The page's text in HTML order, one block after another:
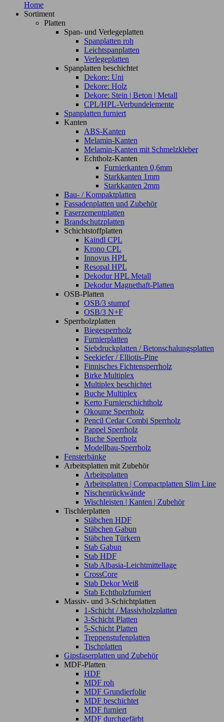
Home
Sortiment
Platten
Span- und Verlegeplatten
Spanplatten roh
Leichtspanplatten
Verlegeplatten
Spanplatten beschichtet
Dekore: Uni
Dekore: Holz
Dekore: Stein | Beton | Metall
CPL/HPL-Verbundelemente
Spanplatten furniert
Kanten
ABS-Kanten
Melamin-Kanten
Melamin-Kanten mit Schmelzkleber
Echtholz-Kanten
Furnierkanten 0,6mm
Starkkanten 1mm
Starkkanten 2mm
Bau- / Kompaktplatten
Fassadenplatten und Zubehör
Faserzementplatten
Brandschutzplatten
Schichtstoffplatten
Kaindl CPL
Krono CPL
Innovus HPL
Resopal HPL
Dekodur HPL Metall
Dekodur Magnethaft-Platten
OSB-Platten
OSB/3 stumpf
OSB/3 N+F
Sperrholzplatten
Biegesperrholz
Furnierplatten
Siebdruckplatten / Betonschalungsplatten
Seekiefer / Elliotis-Pine
Finnisches Fichtensperrholz
Birke Multiplex
Multiplex beschichtet
Buche Multiplex
Kerto Furnierschichtholz
Okoume Sperrholz
Pencil Cedar Combi Sperrholz
Pappel Sperrholz
Buche Sperrholz
Modellbau-Sperrholz
Fensterbänke
Arbeitsplatten mit Zubehör
Arbeitsplatten
Arbeitsplatten | Compactplatten Slim Line
Nischenrückwände
Wischleisten | Kanten | Zubehör
Tischlerplatten
Stäbchen HDF
Stäbchen Gabun
Stäbchen Türkern
Stab Gabun
Stab HDF
Stab Albasia-Leichtmittellage
CrossCore
Stab Dekor Weiß
Stab Echtholzfurniert
Massiv- und 3-Schichtplatten
1-Schicht / Massivholzplatten
3-Schicht Platten
5-Schicht Platten
Treppenstufenplatten
Tischplatten
Gipsfaserplatten und Zubehör
MDF-Platten
HDF
MDF roh
MDF Grundierfolie
MDF beschichtet
MDF furniert
MDF durchgefärbt